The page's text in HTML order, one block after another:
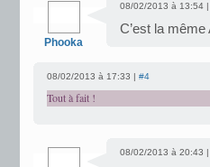
Phooka
08/02/2013 à 13:54 |
C’est la
08/02/2013 à 17:33 | #4
Tout à fait !
08/02/2013 à 20:43 |